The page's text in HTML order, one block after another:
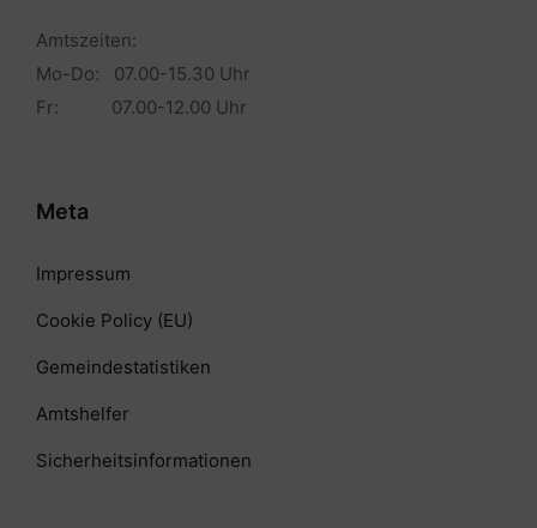
Amtszeiten:
Mo-Do: 07.00-15.30 Uhr
Fr: 07.00-12.00 Uhr
Meta
Impressum
Cookie Policy (EU)
Gemeindestatistiken
Amtshelfer
Sicherheitsinformationen